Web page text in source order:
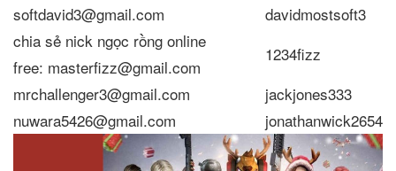
softdavid3@gmail.com
davidmostsoft3
chia sẻ nick ngọc rồng online
free: masterfizz@gmail.com
1234fizz
mrchallenger3@gmail.com
jackjones333
nuwara5426@gmail.com
jonathanwick2654